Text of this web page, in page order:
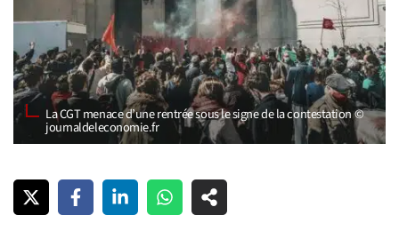
La CGT menace d’une rentrée sous le signe de la contestation ©
journaldeleconomie.fr